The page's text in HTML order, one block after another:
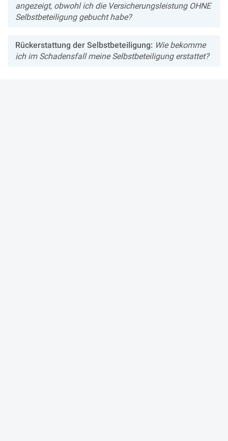
angezeigt, obwohl ich die Versicherungsleistung OHNE
Selbstbeteiligung gebucht habe?
Rückerstattung der Selbstbeteiligung: Wie bekomme
ich im Schadensfall meine Selbstbeteiligung erstattet?